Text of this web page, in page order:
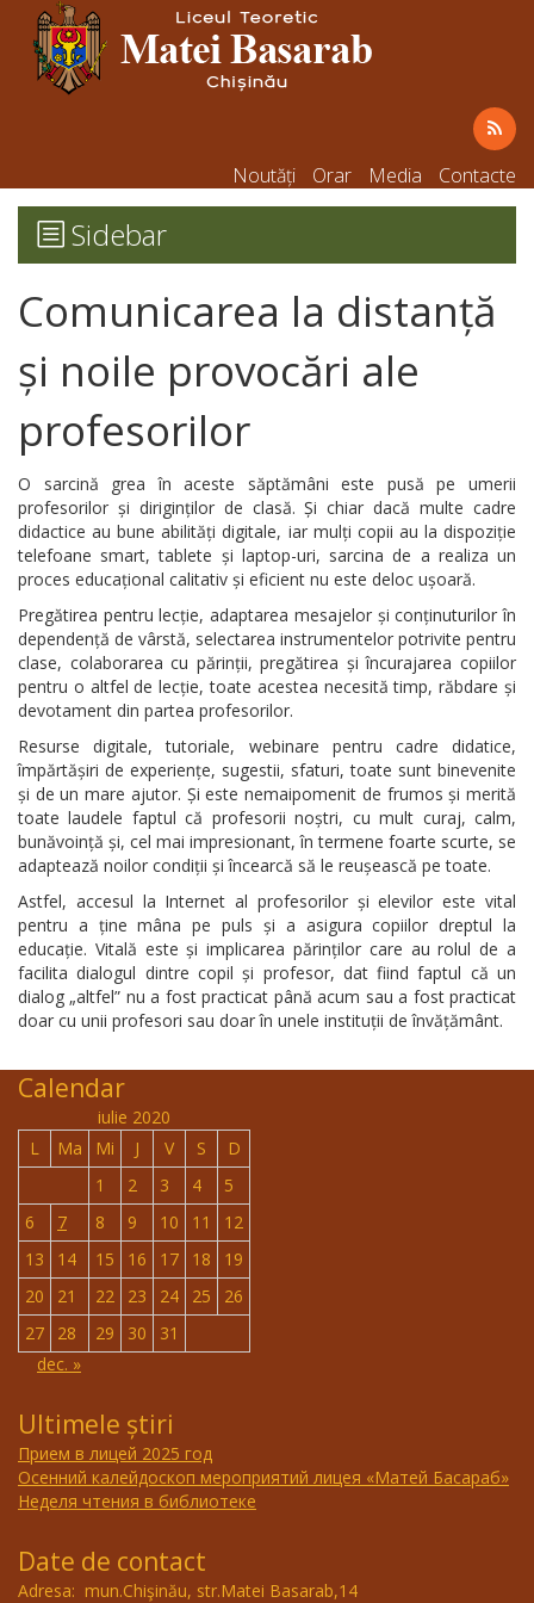
Noutăți Orar Media Contacte
Sidebar
Comunicarea la distanță
și noile provocări ale
profesorilor
O sarcină grea în aceste săptămâni este pusă pe umerii
profesorilor și diriginților de clasă. Și chiar dacă multe cadre
didactice au bune abilități digitale, iar mulți copii au la dispoziție
telefoane smart, tablete și laptop-uri, sarcina de a realiza un
proces educațional calitativ și eficient nu este deloc ușoară.
Pregătirea pentru lecție, adaptarea mesajelor și conținuturilor în
dependență de vârstă, selectarea instrumentelor potrivite pentru
clase, colaborarea cu părinții, pregătirea și încurajarea copiilor
pentru o altfel de lecție, toate acestea necesită timp, răbdare și
devotament din partea profesorilor.
Resurse digitale, tutoriale, webinare pentru cadre didatice,
împărtășiri de experiențe, sugestii, sfaturi, toate sunt binevenite
și de un mare ajutor. Și este nemaipomenit de frumos și merită
toate laudele faptul că profesorii noștri, cu mult curaj, calm,
bunăvoință și, cel mai impresionant, în termene foarte scurte, se
adaptează noilor condiții și încearcă să le reușească pe toate.
Astfel, accesul la Internet al profesorilor și elevilor este vital
pentru a ține mâna pe puls și a asigura copiilor dreptul la
educație. Vitală este și implicarea părinților care au rolul de a
facilita dialogul dintre copil și profesor, dat fiind faptul că un
dialog „altfel” nu a fost practicat până acum sau a fost practicat
doar cu unii profesori sau doar în unele instituții de învățământ.
Calendar
iulie 2020
L
Ma Mi J V S
D
1
2 3 4
5
6
7 8 9 10 11
12
13
14 15 16 17 18
19
20
21 22 23 24 25
26
27
28 29 30
31
dec. »
Ultimele știri
Прием в лицей 2025 год
Осенний калейдоскоп мероприятий лицея «Матей Басараб»
Неделя чтения в библиотеке
Date de contact
Adresa: mun.Chişinău, str.Matei Basarab,14